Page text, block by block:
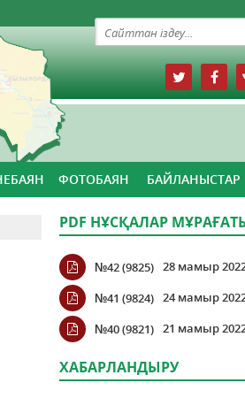
ФОТОБАЯН БАЙЛАНЫСТАР
PDF НҰСҚАЛАР
№42 (9825) 28 мамыр
№41 (9824) 24 мамыр
№40 (9821) 21 мамыр
ХАБАРЛАНДЫРУ